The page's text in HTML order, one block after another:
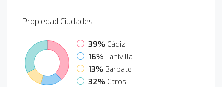
Propiedad Ciudades
39% Cádiz
16% Tahivilla
13% Barbate
32% Otros